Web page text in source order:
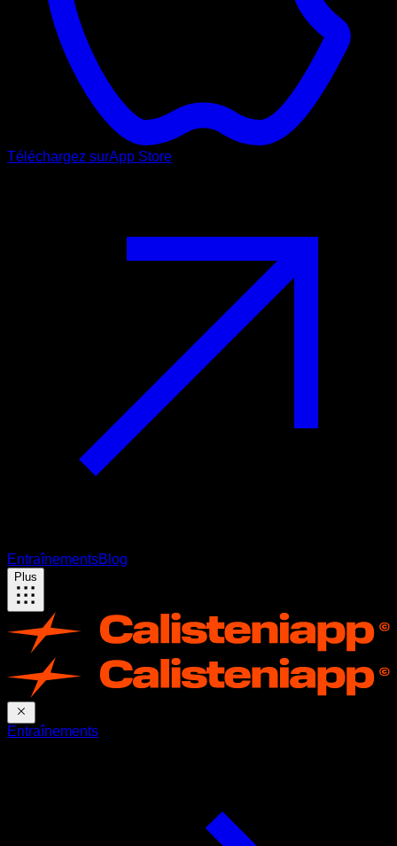
Téléchargez surApp Store
EntraînementsBlog
Plus
Entraînements